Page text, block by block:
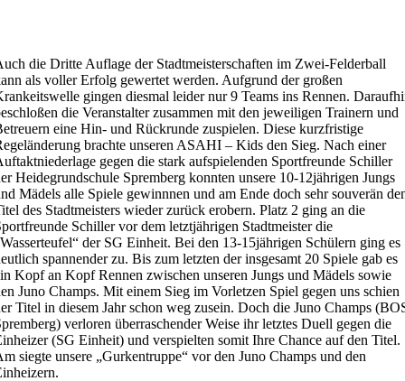
die Dritte Auflage der Stadtmeisterschaften im Zwei-Felderball
als voller Erfolg gewertet werden. Aufgrund der großen
gingen diesmal leider nur 9 Teams ins Rennen.
die Veranstalter zusammen mit den jeweiligen Trainern und
eine Hin- und Rückrunde zuspielen. Diese kurzfristige
brachte unseren ASAHI – Kids den Sieg. Nach einer
gegen die stark aufspielenden Sportfreunde Schiller
Heidegrundschule Spremberg konnten unsere 10-12jährigen Jungs
Mädels alle Spiele gewinnnen und am Ende doch sehr souverän
des Stadtmeisters wieder zurück erobern. Platz 2 ging an die
Schiller vor dem letztjährigen Stadtmeister die
der SG Einheit. Bei den 13-15jährigen Schülern ging es
spannender zu. Bis zum letzten der insgesamt 20 Spiele gab es
Kopf an Kopf Rennen zwischen unseren Jungs und Mädels sowie
Juno Champs. Mit einem Sieg im Vorletzen Spiel gegen uns schien
Titel in diesem Jahr schon weg zusein. Doch die Juno Champs
verloren überraschender Weise ihr letztes Duell gegen die
(SG Einheit) und verspielten somit Ihre Chance auf den Titel.
siegte unsere „Gurkentruppe“ vor den Juno Champs und den